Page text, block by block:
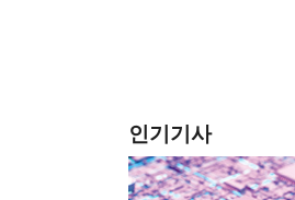
인기기사